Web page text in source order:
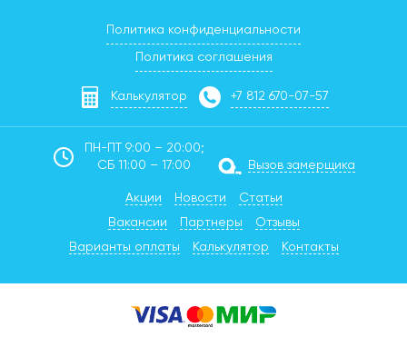
Политика конфиденциальности
Политика соглашения
Калькулятор +7 812 670-07-57
ПН-ПТ 9:00 – 20:00;
СБ 11:00 – 17:00
Вызов замерщика
Акции Новости
Статьи
Вакансии
Партнеры
Отзывы
Варианты оплаты
Калькулятор Контакты